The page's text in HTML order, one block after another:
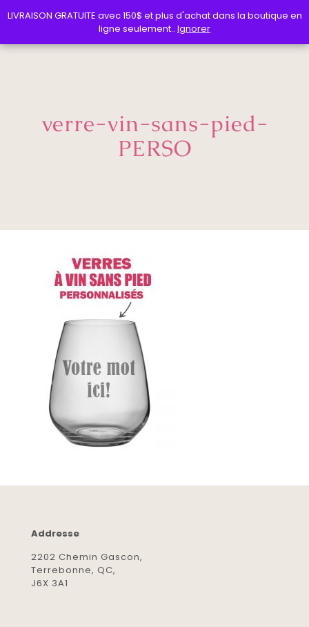
verre-vin-sans-pied-
PERSO
Addresse
2202 Chemin Gascon,
Terrebonne, QC,
J6X 3A1
LIVRAISON GRATUITE avec 150$ et plus d'achat dans la boutique en
ligne seulement.. Ignorer
LIVRAISON GRATUITE avec 150$ et plus d'achat dans la boutique en
ligne seulement.. Ignorer